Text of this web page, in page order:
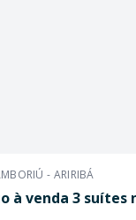
- ARIRIBÁ
à venda 3 suítes